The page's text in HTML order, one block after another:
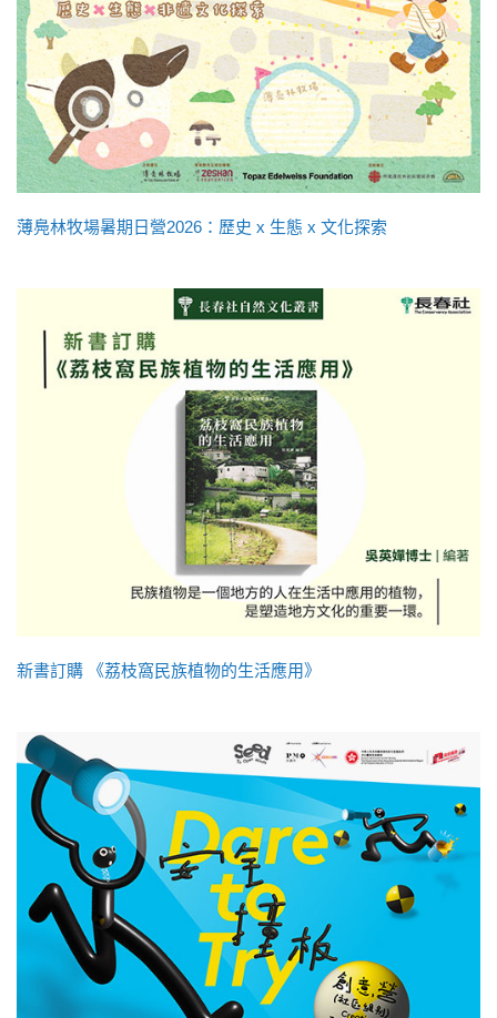
薄鳧林牧場暑期日營2026：歷史 x 生態 x 文化探索
新書訂購 《荔枝窩民族植物的生活應用》